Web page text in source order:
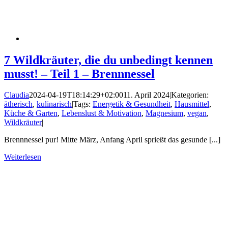
7 Wildkräuter, die du unbedingt kennen
musst! – Teil 1 – Brennnessel
Claudia2024-04-19T18:14:29+02:0011. April 2024|Kategorien:
ätherisch, kulinarisch|Tags: Energetik & Gesundheit, Hausmittel,
Küche & Garten, Lebenslust & Motivation, Magnesium, vegan,
Wildkräuter|
Brennnessel pur! Mitte März, Anfang April sprießt das gesunde [...]
Weiterlesen